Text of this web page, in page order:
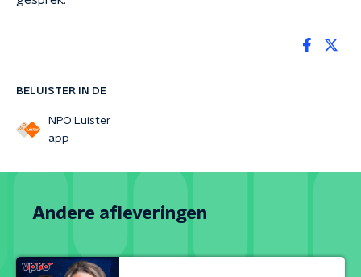
BELUISTER IN DE
NPO Luister
app
Andere afleveringen